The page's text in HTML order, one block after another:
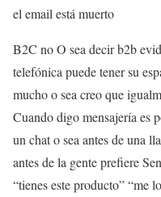
el email está muerto
B2C no O sea decir b2b
telefónica puede tener su
mucho o sea creo que
Cuando digo mensajería es
un chat o sea antes de una
antes de la gente prefiere
“tienes este producto” “me